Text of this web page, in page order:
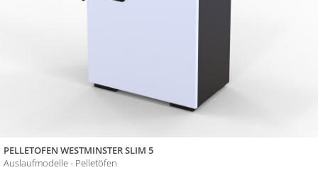
PELLETOFEN WESTMINSTER SLIM 5
Auslaufmodelle - Pelletöfen